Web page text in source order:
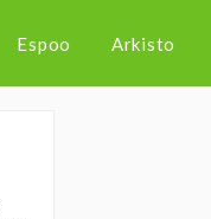
Espoo Arkisto